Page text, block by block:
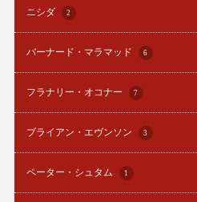
ニシダ 2
バーナード・マラマッド 6
フラナリー・オコナー 7
ブライアン・エヴンソン 3
ペーター・シュタム 1